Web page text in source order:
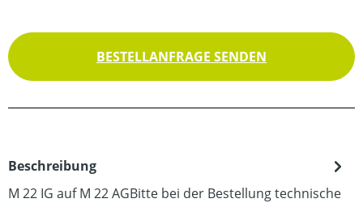
BESTELLANFRAGE SENDEN
Beschreibung
M 22 IG auf M 22 AGBitte bei der Bestellung technische